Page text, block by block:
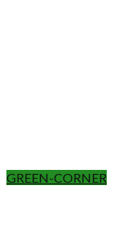
GREEN-CORNER